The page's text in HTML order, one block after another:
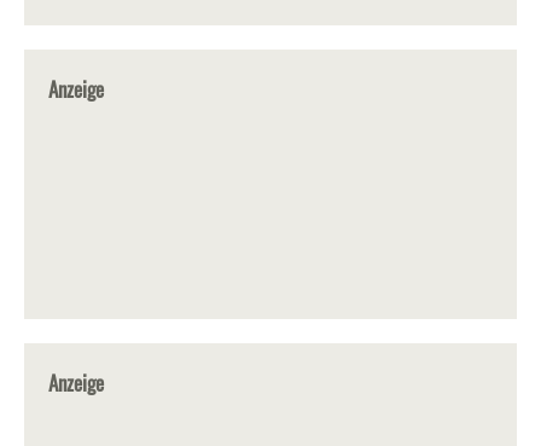
Anzeige
Anzeige